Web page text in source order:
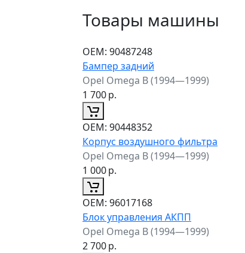
Товары машины
ОЕМ: 90487248
Бампер задний
Opel Omega B (1994—1999)
1 700р.
ОЕМ: 90448352
Корпус воздушного фильтра
Opel Omega B (1994—1999)
1 000р.
ОЕМ: 96017168
Блок управления АКПП
Opel Omega B (1994—1999)
2 700р.